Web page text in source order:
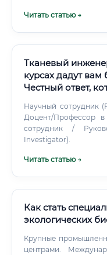
производства.
Читать статью →
Тканевый
курсах дадут вам
Честный ответ,
Научный сотрудник
Доцент/Профессор
сотрудник /
Investigator).
Читать статью →
Как стать
экологических
Крупные
центрами.